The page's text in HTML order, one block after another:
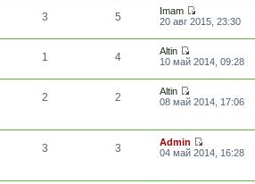
3 5
Imam
20 авг 2015, 23:30
1 4
Altin
10 май 2014, 09:28
2 2
Altin
08 май 2014, 17:06
3 3
Admin
04 май 2014, 16:28